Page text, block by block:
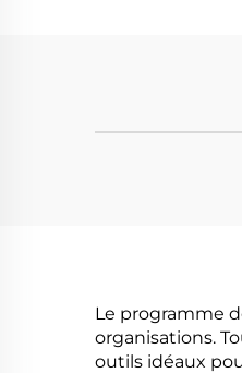
Le programme
organisations.
outils idéaux